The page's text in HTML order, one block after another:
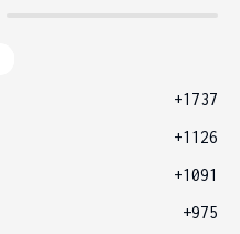
+1737
+1126
+1091
+975